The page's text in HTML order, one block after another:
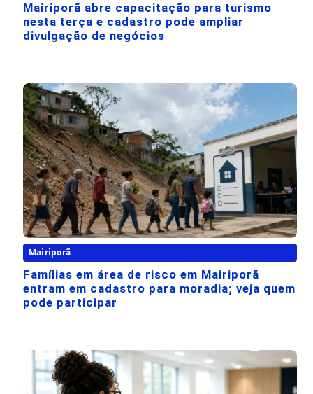
Mairiporã abre capacitação para turismo
nesta terça e cadastro pode ampliar
divulgação de negócios
Mairiporã
Famílias em área de risco em Mairiporã
entram em cadastro para moradia; veja quem
pode participar